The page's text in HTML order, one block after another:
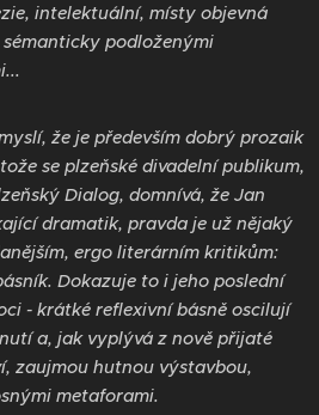
intelektuální, místy objevná
podloženými
že je především dobrý prozaik
se plzeňské divadelní publikum,
Dialog, domnívá, že Jan
dramatik, pravda je už nějaký
ergo literárním kritikům:
Dokazuje to i jeho poslední
- krátké reflexivní básně oscilují
a, jak vyplývá z nově přijaté
zaujmou hutnou výstavbou,
metaforami.